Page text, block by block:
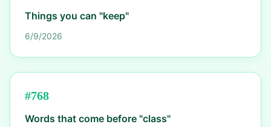
Things you can "keep"
6/9/2026
#768
Words that come before "class"